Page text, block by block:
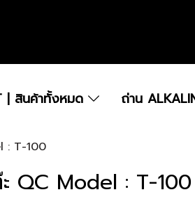
| สินค้าทั้งหมด ถ่าน
: T-100
QC Model : T-100